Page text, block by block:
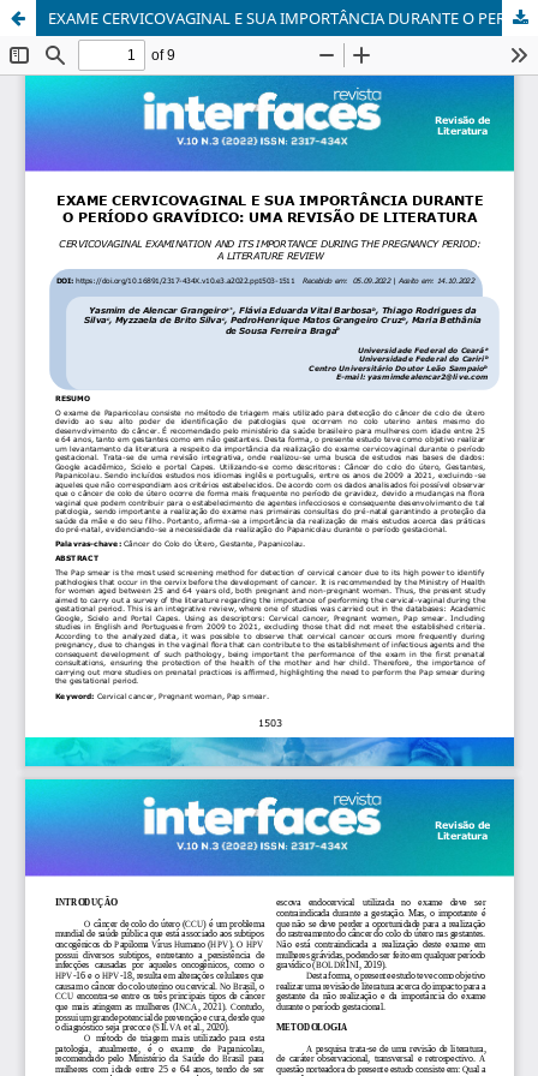
EXAME CERVICOVAGINAL E SUA IMPORTÂNCIA DURANTE O PERÍODO GRAVÍDICO: UMA REVISÃO DE LITERATURA